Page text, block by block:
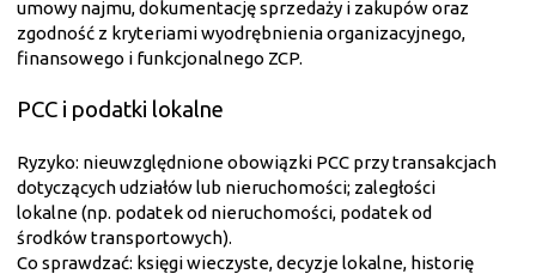
umowy najmu, dokumentację sprzedaży i zakupów oraz
zgodność z kryteriami wyodrębnienia organizacyjnego,
finansowego i funkcjonalnego ZCP.
PCC i podatki lokalne
Ryzyko: nieuwzględnione obowiązki PCC przy transakcjach
dotyczących udziałów lub nieruchomości; zaległości
lokalne (np. podatek od nieruchomości, podatek od
środków transportowych).
Co sprawdzać: księgi wieczyste, decyzje lokalne, historię